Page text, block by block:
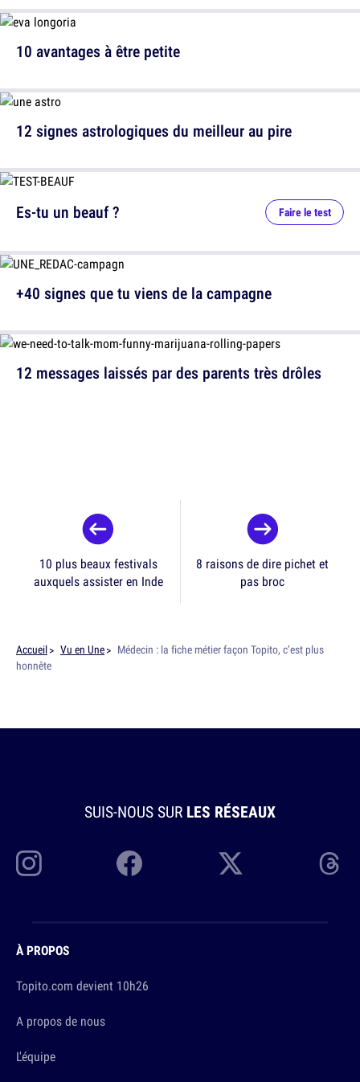
10 avantages à être petite
12 signes astrologiques du meilleur au pire
12 messages laissés par des parents très drôles
Es-tu un beauf ? Faire le test
+40 signes que tu viens de la campagne
10 plus beaux festivals
auxquels assister en Inde
8 raisons de dire pichet et
pas broc
Accueil Vu en Une
Médecin : la fiche métier façon Topito, c’est plus
honnête
SUIS-NOUS SUR LES RÉSEAUX
À PROPOS
Topito.com devient 10h26
A propos de nous
L'équipe